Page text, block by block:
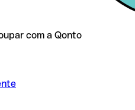
com a Qonto